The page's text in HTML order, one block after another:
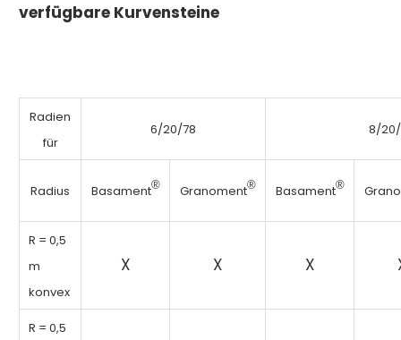
verfügbare Kurvensteine
Radien
für
6/20/78 8/
Radius Basament® Granoment® Basament®
R = 0,5
m
konvex
X X X
R = 0,5